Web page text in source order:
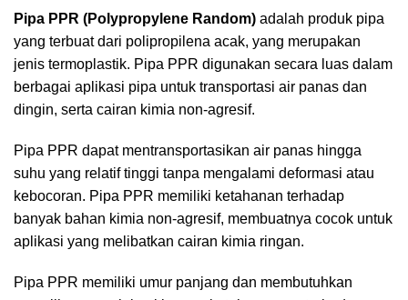
Pipa PPR (Polypropylene Random) adalah produk pipa
yang terbuat dari polipropilena acak, yang merupakan
jenis termoplastik. Pipa PPR digunakan secara luas dalam
berbagai aplikasi pipa untuk transportasi air panas dan
dingin, serta cairan kimia non-agresif.
Pipa PPR dapat mentransportasikan air panas hingga
suhu yang relatif tinggi tanpa mengalami deformasi atau
kebocoran. Pipa PPR memiliki ketahanan terhadap
banyak bahan kimia non-agresif, membuatnya cocok untuk
aplikasi yang melibatkan cairan kimia ringan.
Pipa PPR memiliki umur panjang dan membutuhkan